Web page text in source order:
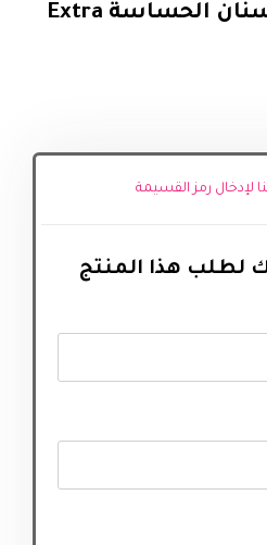
معجون اسنان للاسنان الحساسة Extra
لإدخال رمز القسيمة
لطلب هذا المنتج‬